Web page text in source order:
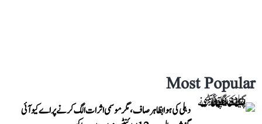
Most Popular
دہلی کی ہوا بظاہر صاف، مگر موسمی اثرات الگ کرنے پر اے کیو آئی